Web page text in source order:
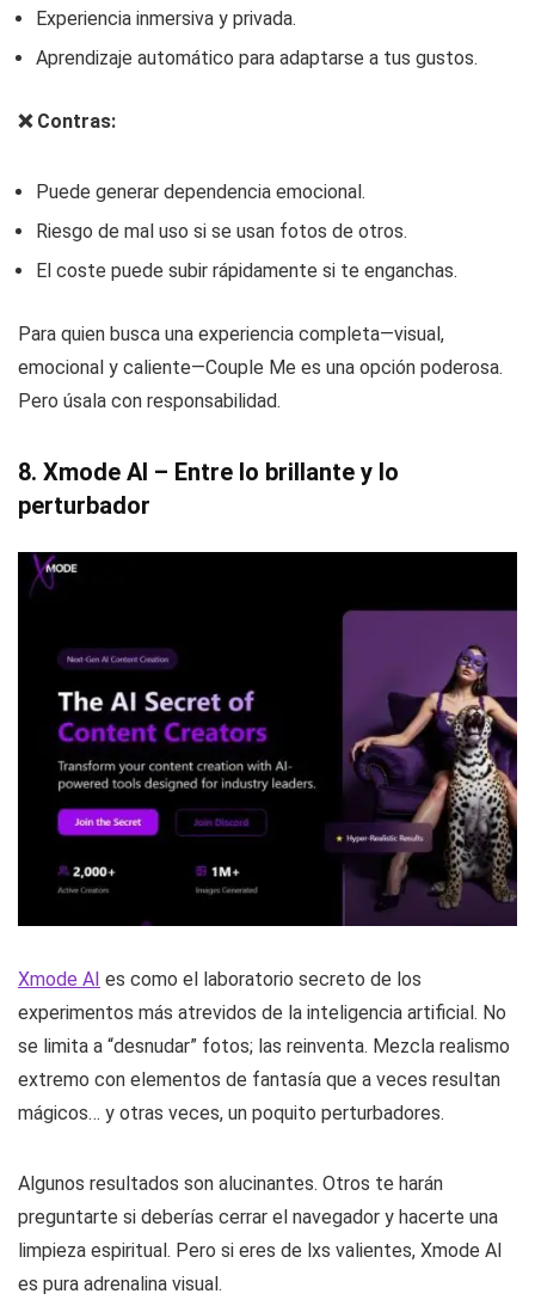
Experiencia inmersiva y privada.
Aprendizaje automático para adaptarse a tus gustos.
❌ Contras:
Puede generar dependencia emocional.
Riesgo de mal uso si se usan fotos de otros.
El coste puede subir rápidamente si te enganchas.
Para quien busca una experiencia completa—visual,
emocional y caliente—Couple Me es una opción poderosa.
Pero úsala con responsabilidad.
8. Xmode AI – Entre lo brillante y lo
perturbador
Xmode AI es como el laboratorio secreto de los
experimentos más atrevidos de la inteligencia artificial. No
se limita a “desnudar” fotos; las reinventa. Mezcla realismo
extremo con elementos de fantasía que a veces resultan
mágicos… y otras veces, un poquito perturbadores.
Algunos resultados son alucinantes. Otros te harán
preguntarte si deberías cerrar el navegador y hacerte una
limpieza espiritual. Pero si eres de lxs valientes, Xmode AI
es pura adrenalina visual.